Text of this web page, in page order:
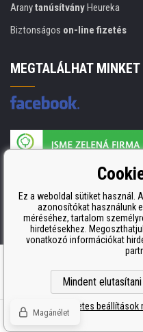
AranytanúsítványHeureka
Biztonságos on-line fizetés
MEGTALÁLHAT MINKET
A nyomtatási kellékek gyártója
ISO 9001, ISO 14001 és STMC.
Ecommerce
© Copyright
Ez a weboldal sütiket használ.
azonosítókat használunk
méréséhez, tartalom
hirdetésekhez.
vonatkozó információkat
Mindent elutasítani
A részletes
Magánélet